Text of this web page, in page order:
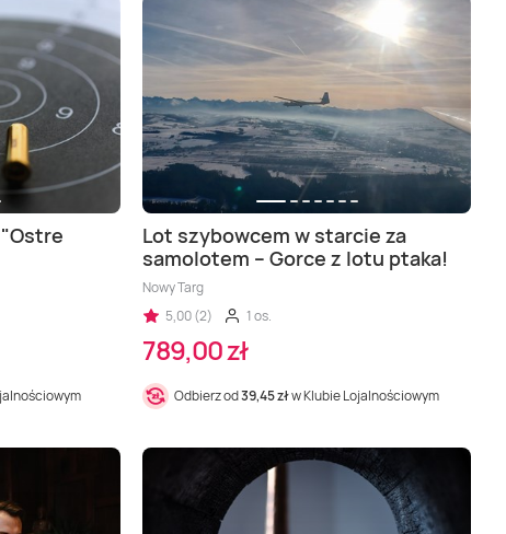
Lot szybowcem w starcie za
samolotem – Gorce z lotu ptaka!
Nowy Targ
5,00 (2)
1 os.
789,00 zł
Odbierz od39,45 złw Klubie Lojalnościowym